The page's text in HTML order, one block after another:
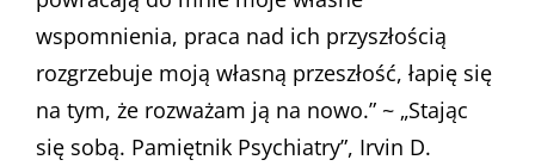
wspomnienia, praca nad ich przyszłością
rozgrzebuje moją własną przeszłość, łapię się
na tym, że rozważam ją na nowo.” ~ „Stając
się sobą. Pamiętnik Psychiatry”, Irvin D.